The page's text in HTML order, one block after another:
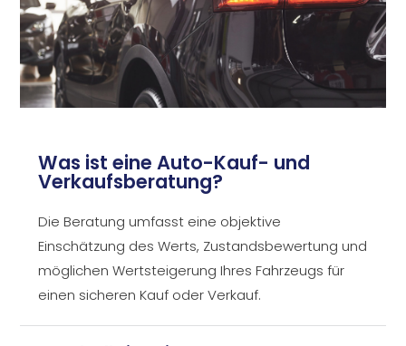
Was ist eine Auto-Kauf- und
Verkaufsberatung?
Die Beratung umfasst eine objektive
Einschätzung des Werts, Zustandsbewertung und
möglichen Wertsteigerung Ihres Fahrzeugs für
einen sicheren Kauf oder Verkauf.